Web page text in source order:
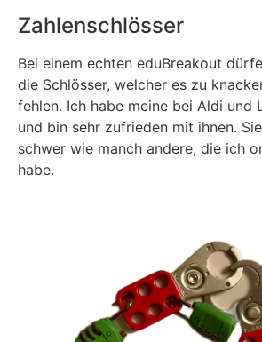
Zahlenschlösser
Bei einem echten eduBreakout
die Schlösser, welcher es zu
fehlen. Ich habe meine bei Aldi und
und bin sehr zufrieden mit ihnen.
schwer wie manch andere, die ich
habe.